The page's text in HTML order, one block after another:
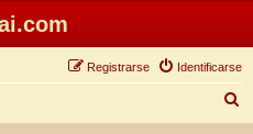
Identificarse
Registrarse
u